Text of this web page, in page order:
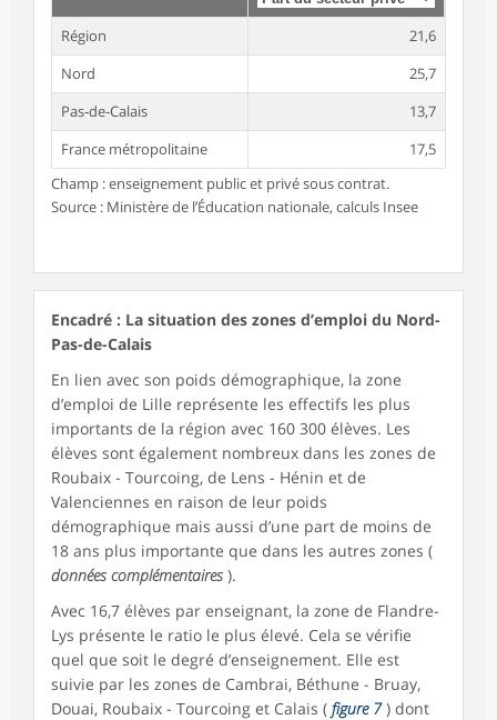
Région
21,6
Nord
25,7
Pas-de-Calais
13,7
France métropolitaine
17,5
Champ : enseignement public et privé sous contrat.
Source : Ministère de l’Éducation nationale, calculs Insee
Encadré : La situation des zones d’emploi du Nord-
Pas-de-Calais
En lien avec son poids démographique, la zone
d’emploi de Lille représente les effectifs les plus
importants de la région avec 160 300 élèves. Les
élèves sont également nombreux dans les zones de
Roubaix - Tourcoing, de Lens - Hénin et de
Valenciennes en raison de leur poids
démographique mais aussi d’une part de moins de
18 ans plus importante que dans les autres zones (
données complémentaires ).
Avec 16,7 élèves par enseignant, la zone de Flandre-
Lys présente le ratio le plus élevé. Cela se vérifie
quel que soit le degré d’enseignement. Elle est
suivie par les zones de Cambrai, Béthune - Bruay,
Douai, Roubaix - Tourcoing et Calais ( figure 7 ) dont